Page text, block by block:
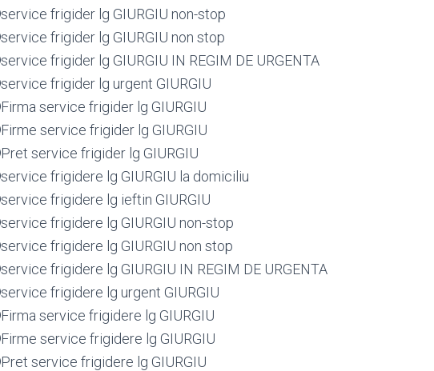
service frigider lg GIURGIU non-stop
service frigider lg GIURGIU non stop
service frigider lg GIURGIU IN REGIM DE URGENTA
service frigider lg urgent GIURGIU
Firma service frigider lg GIURGIU
Firme service frigider lg GIURGIU
Pret service frigider lg GIURGIU
service frigidere lg GIURGIU la domiciliu
service frigidere lg ieftin GIURGIU
service frigidere lg GIURGIU non-stop
service frigidere lg GIURGIU non stop
service frigidere lg GIURGIU IN REGIM DE URGENTA
service frigidere lg urgent GIURGIU
Firma service frigidere lg GIURGIU
Firme service frigidere lg GIURGIU
Pret service frigidere lg GIURGIU